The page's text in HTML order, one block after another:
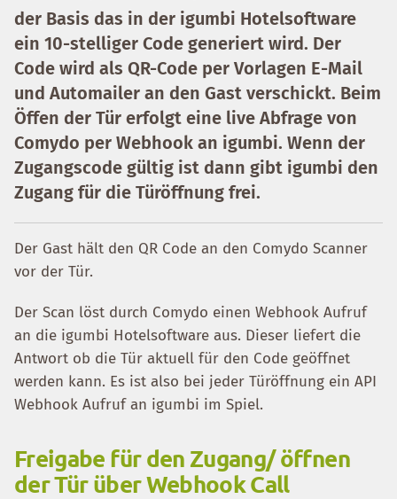
der Basis das in der igumbi Hotelsoftware
ein 10-stelliger Code generiert wird. Der
Code wird als QR-Code per Vorlagen E-Mail
und Automailer an den Gast verschickt. Beim
Öffen der Tür erfolgt eine live Abfrage von
Comydo per Webhook an igumbi. Wenn der
Zugangscode gültig ist dann gibt igumbi den
Zugang für die Türöffnung frei.
Der Gast hält den QR Code an den Comydo Scanner
vor der Tür.
Der Scan löst durch Comydo einen Webhook Aufruf
an die igumbi Hotelsoftware aus. Dieser liefert die
Antwort ob die Tür aktuell für den Code geöffnet
werden kann. Es ist also bei jeder Türöffnung ein API
Webhook Aufruf an igumbi im Spiel.
Freigabe für den Zugang/ öffnen
der Tür über Webhook Call